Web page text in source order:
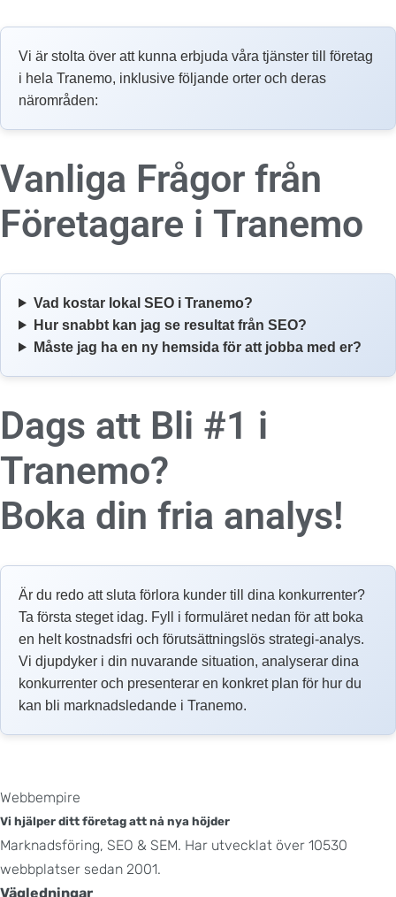
Vi är stolta över att kunna erbjuda våra tjänster till företag
i hela Tranemo, inklusive följande orter och deras
närområden:
Vanliga Frågor från
Företagare i Tranemo
Vad kostar lokal SEO i Tranemo?
Hur snabbt kan jag se resultat från SEO?
Måste jag ha en ny hemsida för att jobba med er?
Dags att Bli #1 i
Tranemo?
Boka din fria analys!
Är du redo att sluta förlora kunder till dina konkurrenter?
Ta första steget idag. Fyll i formuläret nedan för att boka
en helt kostnadsfri och förutsättningslös strategi-analys.
Vi djupdyker i din nuvarande situation, analyserar dina
konkurrenter och presenterar en konkret plan för hur du
kan bli marknadsledande i Tranemo.
Webbempire
Vi hjälper ditt företag att nå nya höjder
Marknadsföring, SEO & SEM. Har utvecklat över 10530
webbplatser sedan 2001.
Vägledningar